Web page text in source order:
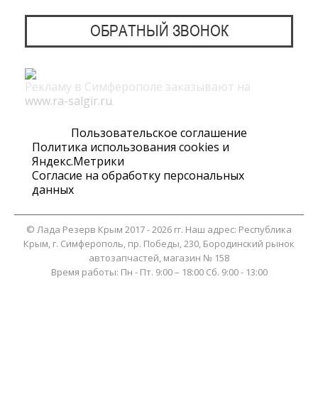
ОБРАТНЫЙ ЗВОНОК
Рекламу в Симферополе заказывают на
www.ra-salgir.ru.
Пользовательское соглашение
Политика использования cookies и
Яндекс.Метрики
Согласие на обработку персональных
данных
© Лада Резерв Крым 2017 - 2026 гг. Наш адрес: Республика
Крым, г. Симферополь, пр. Победы, 230, Бородинский рынок
автозапчастей, магазин № 158
Время работы: Пн - Пт. 9:00 – 18:00 Сб. 9:00 - 13:00